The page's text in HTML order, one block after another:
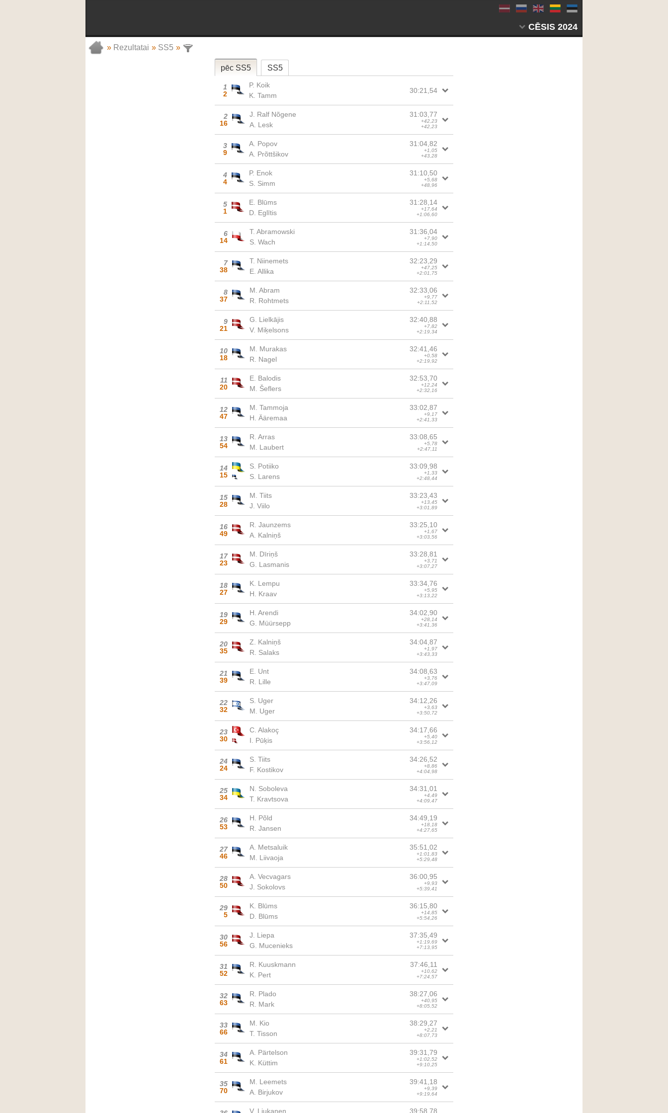
CĒSIS 2024
» Rezultatai » SS5 »
pēc SS5 SS5
1
2
P. Koik
K. Tamm
30:21,54
2
16
J. Ralf Nõgene
A. Lesk
31:03,77
+42,23
+42,23
3
9
A. Popov
A. Prõttšikov
31:04,82
+1,05
+43,28
4
4
P. Enok
S. Simm
31:10,50
+5,68
+48,96
5
1
E. Blūms
D. Eglītis
31:28,14
+17,64
+1:06,60
6
14
T. Abramowski
S. Wach
31:36,04
+7,90
+1:14,50
7
38
T. Niinemets
E. Allika
32:23,29
+47,25
+2:01,75
8
37
M. Abram
R. Rohtmets
32:33,06
+9,77
+2:11,52
9
21
G. Lielkājis
V. Miķelsons
32:40,88
+7,82
+2:19,34
10
18
M. Murakas
R. Nagel
32:41,46
+0,58
+2:19,92
11
20
E. Balodis
M. Šeflers
32:53,70
+12,24
+2:32,16
12
47
M. Tammoja
H. Ääremaa
33:02,87
+9,17
+2:41,33
13
54
R. Arras
M. Laubert
33:08,65
+5,78
+2:47,11
14
15
S. Potiiko
S. Larens
33:09,98
+1,33
+2:48,44
15
28
M. Tiits
J. Viilo
33:23,43
+13,45
+3:01,89
16
49
R. Jaunzems
A. Kalniņš
33:25,10
+1,67
+3:03,56
17
23
M. Dīriņš
G. Lasmanis
33:28,81
+3,71
+3:07,27
18
27
K. Lempu
H. Kraav
33:34,76
+5,95
+3:13,22
19
29
H. Arendi
G. Müürsepp
34:02,90
+28,14
+3:41,36
20
35
Z. Kalniņš
R. Salaks
34:04,87
+1,97
+3:43,33
21
39
E. Unt
R. Lille
34:08,63
+3,76
+3:47,09
22
32
S. Uger
M. Uger
34:12,26
+3,63
+3:50,72
23
30
C. Alakoç
I. Pūķis
34:17,66
+5,40
+3:56,12
24
24
S. Tiits
F. Kostikov
34:26,52
+8,86
+4:04,98
25
34
N. Soboleva
T. Kravtsova
34:31,01
+4,49
+4:09,47
26
53
H. Põld
R. Jansen
34:49,19
+18,18
+4:27,65
27
46
A. Metsaluik
M. Liivaoja
35:51,02
+1:01,83
+5:29,48
28
50
A. Vecvagars
J. Sokolovs
36:00,95
+9,93
+5:39,41
29
5
K. Blūms
D. Blūms
36:15,80
+14,85
+5:54,26
30
56
J. Liepa
G. Mucenieks
37:35,49
+1:19,69
+7:13,95
31
52
R. Kuuskmann
K. Pert
37:46,11
+10,62
+7:24,57
32
63
R. Plado
R. Mark
38:27,06
+40,95
+8:05,52
33
66
M. Kio
T. Tisson
38:29,27
+2,21
+8:07,73
34
61
A. Pärtelson
K. Küttim
39:31,79
+1:02,52
+9:10,25
35
70
M. Leemets
A. Birjukov
39:41,18
+9,39
+9:19,64
V. Liukanen 39:58,78